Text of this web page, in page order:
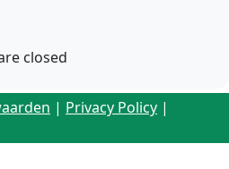
closed
| Privacy Policy |